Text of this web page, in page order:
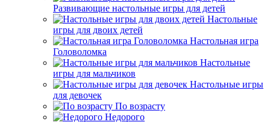
Развивающие настольные игры для детей
Настольные
игры для двоих детей
Настольная игра
Головоломка
Настольные
игры для мальчиков
Настольные игры
для девочек
По возрасту
Недорого